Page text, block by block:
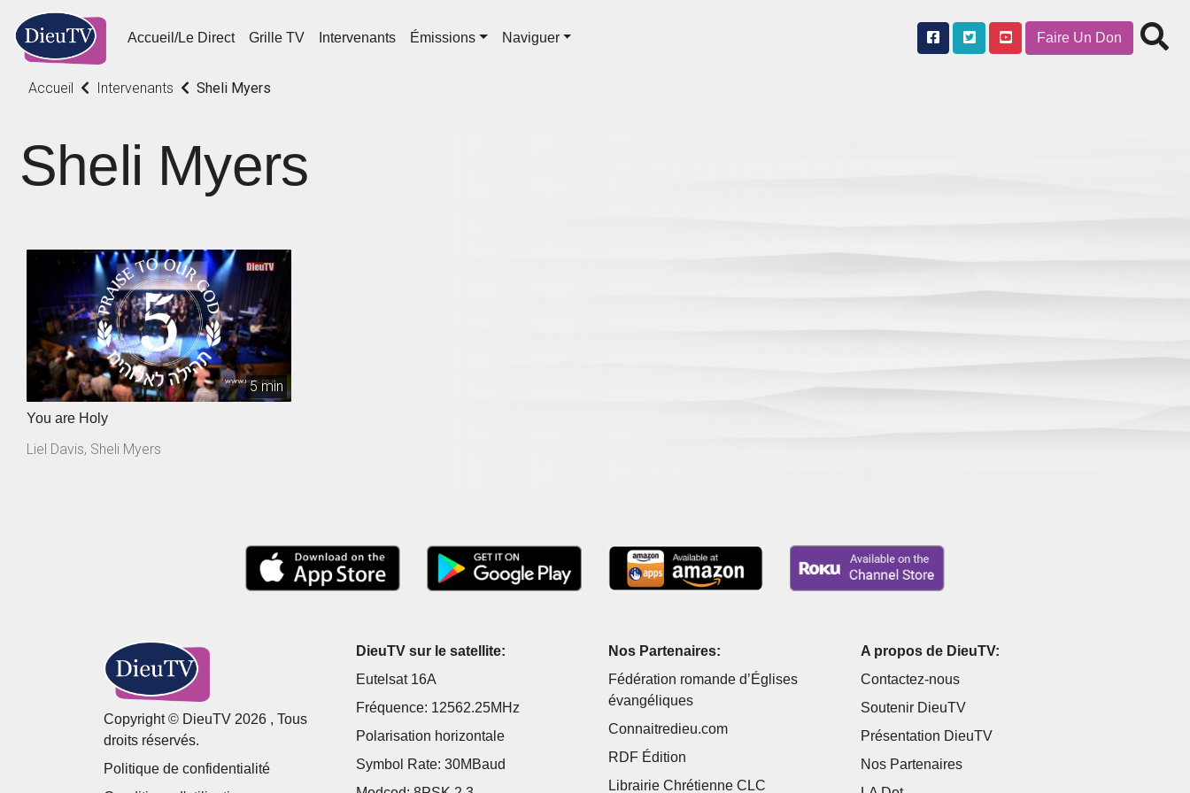
Accueil/Le Direct Grille TV Intervenants Émissions Naviguer Faire Un Don
Accueil Intervenants Sheli Myers
Sheli Myers
5 min
You are Holy
Liel Davis, Sheli Myers
Copyright © DieuTV 2026 , Tous
droits réservés.
Politique de confidentialité
DieuTV sur le satellite:
Eutelsat 16A
Fréquence: 12562.25MHz
Polarisation horizontale
Symbol Rate: 30MBaud
Nos Partenaires:
Fédération romande d’Églises
évangéliques
Connaitredieu.com
RDF Édition
Librairie Chrétienne CLC
A propos de DieuTV:
Contactez-nous
Soutenir DieuTV
Présentation DieuTV
Nos Partenaires